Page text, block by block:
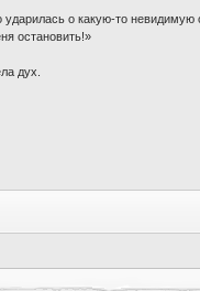
о какую-то невидимую
остановить!»
дух.